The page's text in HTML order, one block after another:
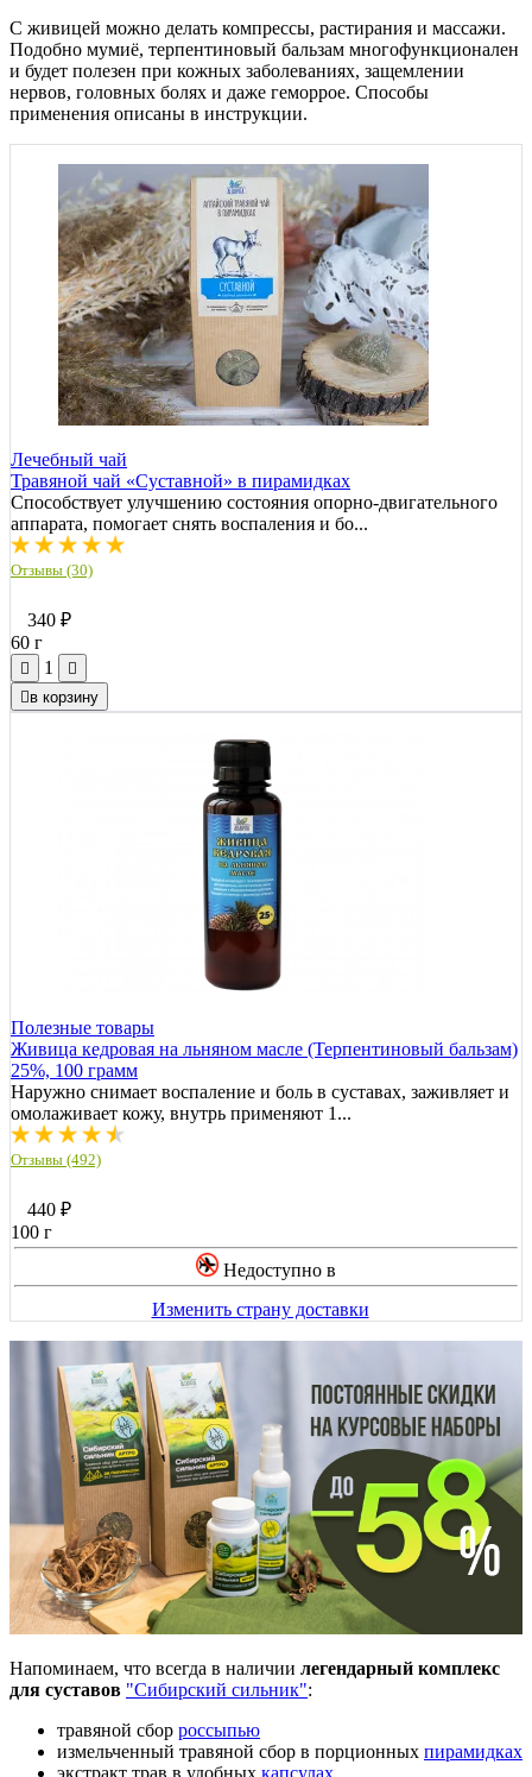
С живицей можно делать компрессы, растирания и массажи.
Подобно мумиё, терпентиновый бальзам многофункционален
и будет полезен при кожных заболеваниях, защемлении
нервов, головных болях и даже геморрое. Способы
применения описаны в инструкции.
Лечебный чай
Травяной чай «Суставной» в пирамидках
Способствует улучшению состояния опорно-двигательного
аппарата, помогает снять воспаления и бо...
Отзывы (30)
340 ₽
60 г
1
в корзину
Полезные товары
Живица кедровая на льняном масле (Терпентиновый бальзам)
25%, 100 грамм
Наружно снимает воспаление и боль в суставах, заживляет и
омолаживает кожу, внутрь применяют 1...
Отзывы (492)
440 ₽
100 г
Недоступно в
Изменить страну доставки
Напоминаем, что всегда в наличии легендарный комплекс
для суставов "Сибирский сильник":
травяной сбор россыпью
измельченный травяной сбор в порционных пирамидках
экстракт трав в удобных капсулах